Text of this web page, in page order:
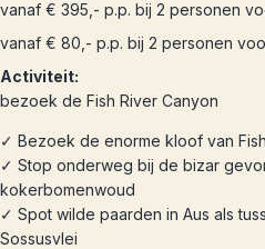
vanaf € 395,- p.p. bij 2 personen
vanaf € 80,- p.p. bij 2 personen
Activiteit:
bezoek de Fish River Canyon
✓ Bezoek de enorme kloof van
✓ Stop onderweg bij de bizar
kokerbomenwoud
✓ Spot wilde paarden in Aus als
Sossusvlei